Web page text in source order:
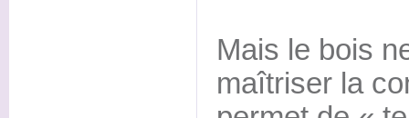
Mais le bois
maîtriser la